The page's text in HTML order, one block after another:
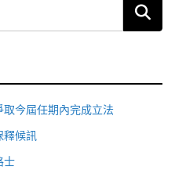
今屆任期內完成立法
釋候訊
士